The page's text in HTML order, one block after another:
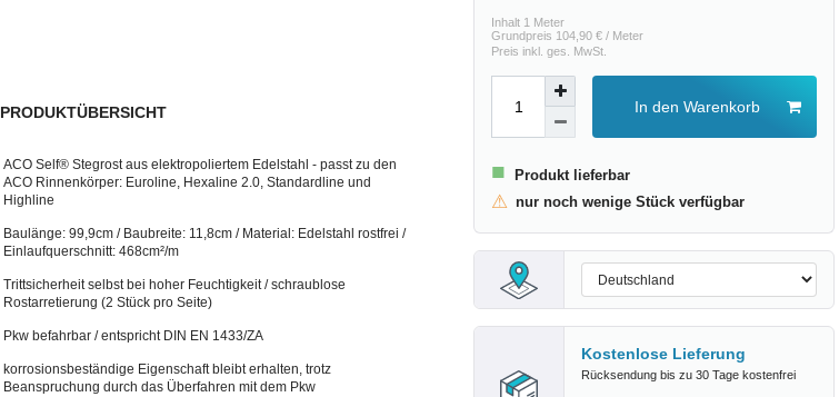
PRODUKTÜBERSICHT
ACO Self® Stegrost aus elektropoliertem Edelstahl - passt zu den
ACO Rinnenkörper: Euroline, Hexaline 2.0, Standardline und
Highline
Baulänge: 99,9cm / Baubreite: 11,8cm / Material: Edelstahl rostfrei /
Einlaufquerschnitt: 468cm²/m
Trittsicherheit selbst bei hoher Feuchtigkeit / schraublose
Rostarretierung (2 Stück pro Seite)
Pkw befahrbar / entspricht DIN EN 1433/ZA
korrosionsbeständige Eigenschaft bleibt erhalten, trotz
Beanspruchung durch das Überfahren mit dem Pkw
Inhalt 1
Meter
Grundpreis 104,90 € / Meter
Preis inkl. ges. MwSt.
In den Warenkorb
■ Produkt lieferbar
⚠ nur noch wenige Stück verfügbar
Kostenlose Lieferung
Rücksendung bis zu 30 Tage kostenfrei